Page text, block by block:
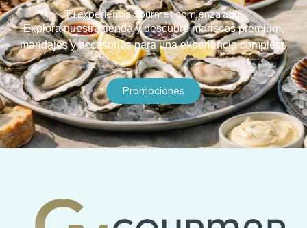
Tu experiencia gourmet comienza aquí.
Explora nuestra tienda y descubre mariscos premium,
maridajes y accesorios para una experiencia completa.
Promociones